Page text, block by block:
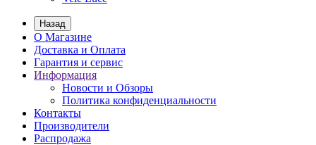
Назад
О Магазине
Доставка и Оплата
Гарантия и сервис
Информация
Новости и Обзоры
Политика конфиденциальности
Контакты
Производители
Распродажа